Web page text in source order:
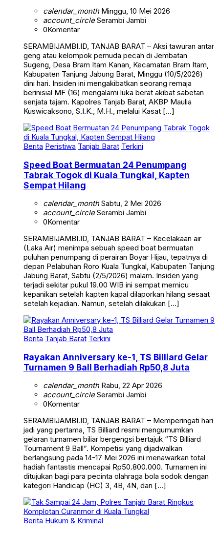
calendar_monthMinggu, 10 Mei 2026
account_circleSerambi Jambi
0Komentar
SERAMBIJAMBI.ID, TANJAB BARAT – Aksi tawuran antar
geng atau kelompok pemuda pecah di Jembatan
Sugeng, Desa Bram Itam Kanan, Kecamatan Bram Itam,
Kabupaten Tanjung Jabung Barat, Minggu (10/5/2026)
dini hari. Insiden ini mengakibatkan seorang remaja
berinisial MF (16) mengalami luka berat akibat sabetan
senjata tajam. Kapolres Tanjab Barat, AKBP Maulia
Kuswicaksono, S.I.K., M.H., melalui Kasat […]
Berita Peristiwa Tanjab Barat Terkini
Speed Boat Bermuatan 24 Penumpang
Tabrak Togok di Kuala Tungkal, Kapten
Sempat Hilang
calendar_monthSabtu, 2 Mei 2026
account_circleSerambi Jambi
0Komentar
SERAMBIJAMBI.ID, TANJAB BARAT – Kecelakaan air
(Laka Air) menimpa sebuah speed boat bermuatan
puluhan penumpang di perairan Boyar Hijau, tepatnya di
depan Pelabuhan Roro Kuala Tungkal, Kabupaten Tanjung
Jabung Barat, Sabtu (2/5/2026) malam. Insiden yang
terjadi sekitar pukul 19.00 WIB ini sempat memicu
kepanikan setelah kapten kapal dilaporkan hilang sesaat
setelah kejadian. Namun, setelah dilakukan […]
Berita Tanjab Barat Terkini
Rayakan Anniversary ke-1, TS Billiard Gelar
Turnamen 9 Ball Berhadiah Rp50,8 Juta
calendar_monthRabu, 22 Apr 2026
account_circleSerambi Jambi
0Komentar
SERAMBIJAMBI.ID, TANJAB BARAT – Memperingati hari
jadi yang pertama, TS Billiard resmi mengumumkan
gelaran turnamen biliar bergengsi bertajuk “TS Billiard
Tournament 9 Ball”. Kompetisi yang dijadwalkan
berlangsung pada 14-17 Mei 2026 ini menawarkan total
hadiah fantastis mencapai Rp50.800.000. Turnamen ini
ditujukan bagi para pecinta olahraga bola sodok dengan
kategori Handicap (HC) 3, 4B, 4N, dan […]
Berita Hukum & Kriminal